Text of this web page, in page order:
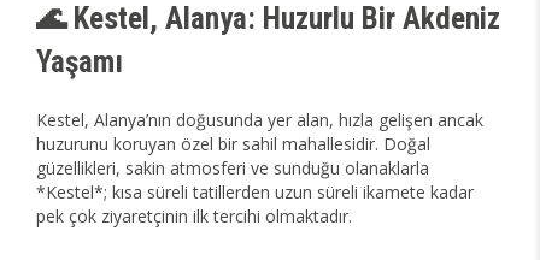
🌊 Kestel, Alanya: Huzurlu Bir Akdeniz
Yaşamı
Kestel, Alanya’nın doğusunda yer alan, hızla gelişen ancak
huzurunu koruyan özel bir sahil mahallesidir. Doğal
güzellikleri, sakin atmosferi ve sunduğu olanaklarla
*Kestel*; kısa süreli tatillerden uzun süreli ikamete kadar
pek çok ziyaretçinin ilk tercihi olmaktadır.